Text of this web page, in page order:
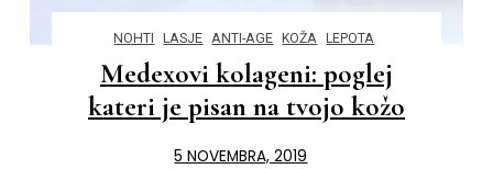
NOHTI LASJE ANTI-AGE KOŽA LEPOTA
Medexovi kolageni: poglej
kateri je pisan na tvojo kožo
5 NOVEMBRA, 2019